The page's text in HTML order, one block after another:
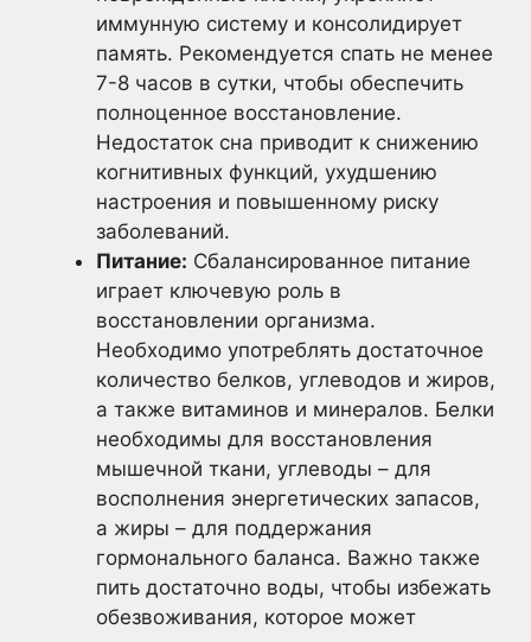
иммунную систему и консолидирует
память. Рекомендуется спать не менее
7-8 часов в сутки, чтобы обеспечить
полноценное восстановление.
Недостаток сна приводит к снижению
когнитивных функций, ухудшению
настроения и повышенному риску
заболеваний.
Питание: Сбалансированное питание
играет ключевую роль в
восстановлении организма.
Необходимо употреблять достаточное
количество белков, углеводов и жиров,
а также витаминов и минералов. Белки
необходимы для восстановления
мышечной ткани, углеводы – для
восполнения энергетических запасов,
а жиры – для поддержания
гормонального баланса. Важно также
пить достаточно воды, чтобы избежать
обезвоживания, которое может